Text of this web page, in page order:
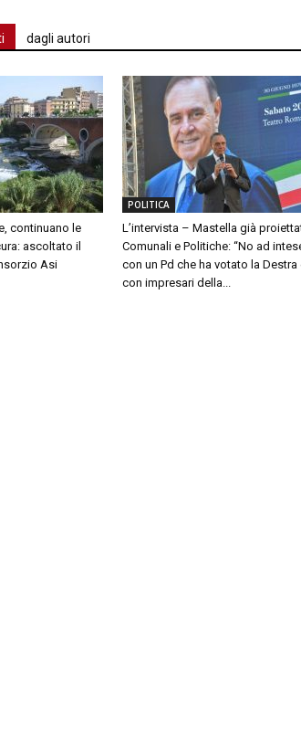
dagli autori
continuano le
ascoltato il
Asi
POLITICA
L’intervista – Mastella già
Comunali e Politiche: “No ad
con un Pd che ha votato la Destra
con impresari della...